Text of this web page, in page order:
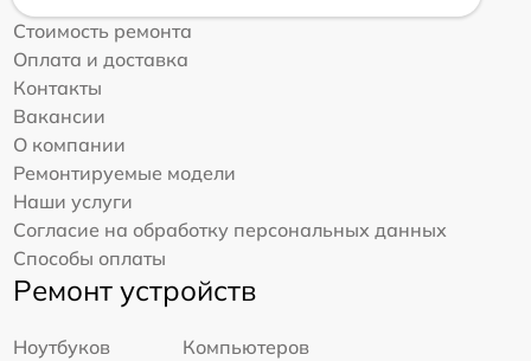
Стоимость ремонта
Оплата и доставка
Контакты
Вакансии
О компании
Ремонтируемые модели
Наши услуги
Согласие на обработку персональных данных
Способы оплаты
Ремонт устройств
Ноутбуков
Компьютеров